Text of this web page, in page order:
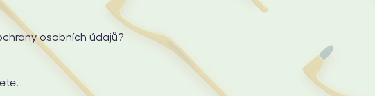
osobních údajů?